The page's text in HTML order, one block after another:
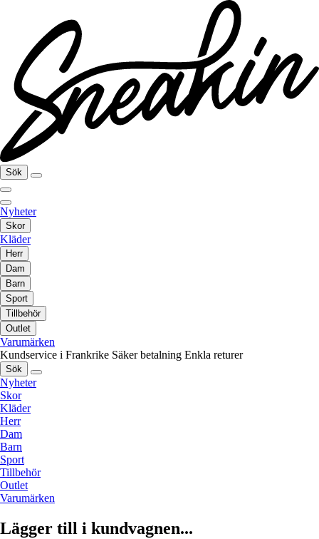
Sök
Nyheter
Skor
Kläder
Herr
Dam
Barn
Sport
Tillbehör
Outlet
Varumärken
Kundservice i Frankrike Säker betalning Enkla returer
Sök
Nyheter
Skor
Kläder
Herr
Dam
Barn
Sport
Tillbehör
Outlet
Varumärken
Lägger till i kundvagnen...